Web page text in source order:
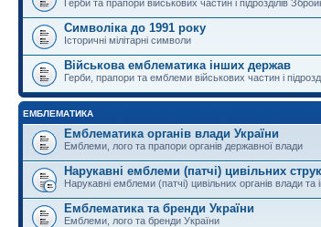
Герби та прапори військових частин і підрозділів
Символіка до 1991 року
Історичні мілітарні символи
Військова емблематика інших держав
Герби, прапори та емблеми військових частин і
ЕМБЛЕМАТИКА
Емблематика органів влади України
Емблеми, лого та прапори органів державної влади
Нарукавні емблеми (патчі) цивільних
Нарукавні емблеми (патчі) цивільних органів влади та
Емблематика та бренди України
Емблеми, лого та бренди України